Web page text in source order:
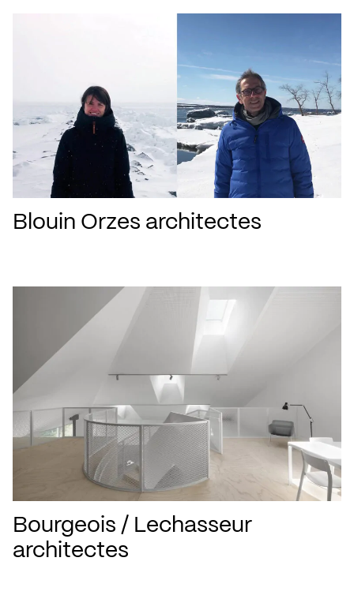
Blouin Orzes architectes
Bourgeois / Lechasseur
architectes